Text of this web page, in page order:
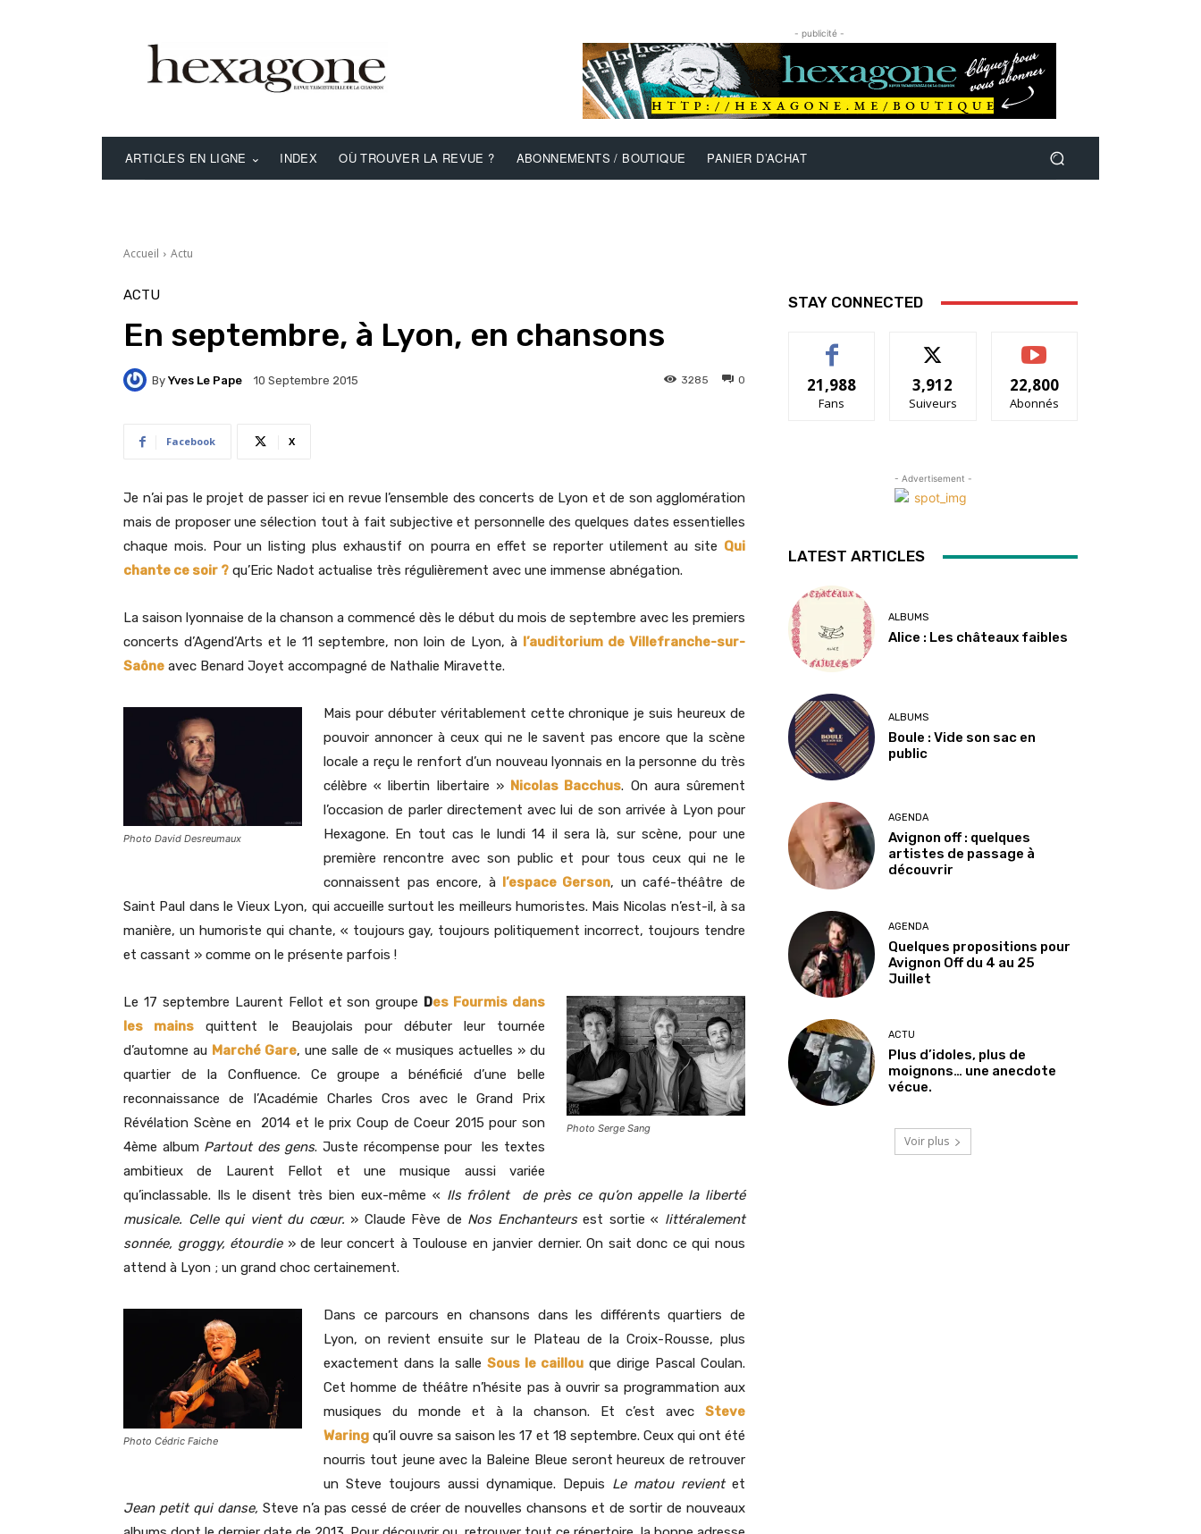
- publicité -
ARTICLES EN LIGNE INDEX OÙ TROUVER LA REVUE ? ABONNEMENTS / BOUTIQUE PANIER D’ACHAT
Accueil Actu
ACTU
En septembre, à Lyon, en chansons
By Yves Le Pape 10 Septembre 2015 0
3285
Facebook X
Je n’ai pas le projet de passer ici en revue l’ensemble des concerts de Lyon et de son agglomération
mais de proposer une sélection tout à fait subjective et personnelle des quelques dates essentielles
chaque mois. Pour un listing plus exhaustif on pourra en effet se reporter utilement au site Qui
chante ce soir ? qu’Eric Nadot actualise très régulièrement avec une immense abnégation.
La saison lyonnaise de la chanson a commencé dès le début du mois de septembre avec les premiers
concerts d’Agend’Arts et le 11 septembre, non loin de Lyon, à l’auditorium de Villefranche-sur-
Saône avec Benard Joyet accompagné de Nathalie Miravette.
Photo David Desreumaux
Mais pour débuter véritablement cette chronique je suis heureux de
pouvoir annoncer à ceux qui ne le savent pas encore que la scène
locale a reçu le renfort d’un nouveau lyonnais en la personne du très
célèbre « libertin libertaire » Nicolas Bacchus. On aura sûrement
l’occasion de parler directement avec lui de son arrivée à Lyon pour
Hexagone. En tout cas le lundi 14 il sera là, sur scène, pour une
première rencontre avec son public et pour tous ceux qui ne le
connaissent pas encore, àl’espace Gerson, un café-théâtre de
Saint Paul dans le Vieux Lyon, qui accueille surtout les meilleurs humoristes. Mais Nicolas n’est-il, à sa
manière, un humoriste qui chante, « toujours gay, toujours politiquement incorrect, toujours tendre
et cassant » comme on le présente parfois !
Photo Serge Sang
Le 17 septembre Laurent Fellot et son groupe Des Fourmis dans
les mains quittent le Beaujolais pour débuter leur tournée
d’automne au Marché Gare, une salle de « musiques actuelles » du
quartier de la Confluence. Ce groupe a bénéficié d’une belle
reconnaissance de l’Académie Charles Cros avec le Grand Prix
Révélation Scène en 2014 et le prix Coup de Coeur 2015 pour son
4ème album Partout des gens. Juste récompense pour les textes
ambitieux de Laurent Fellot et une musique aussi variée
qu’inclassable. Ils le disent très bien eux-même « Ils frôlent de près ce qu’on appelle la liberté
musicale. Celle qui vient du cœur. » Claude Fève de Nos Enchanteursest sortie « littéralement
sonnée, groggy, étourdie » de leur concert à Toulouse en janvier dernier. On sait donc ce qui nous
attend à Lyon ; un grand choc certainement.
Photo Cédric Faiche
Dans ce parcours en chansons dans les différents quartiers de
Lyon, on revient ensuite sur le Plateau de la Croix-Rousse, plus
exactement dans la salle Sous le caillou que dirige Pascal Coulan.
Cet homme de théâtre n’hésite pas à ouvrir sa programmation aux
musiques du monde et à la chanson. Et c’est avec Steve
Waring qu’il ouvre sa saison les 17 et 18 septembre. Ceux qui ont été
nourris tout jeune avec la Baleine Bleue seront heureux de retrouver
un Steve toujours aussi dynamique. Depuis Le matou revientet
Jean petit qui danse, Steve n’a pas cessé de créer de nouvelles chansons et de sortir de nouveaux
STAY CONNECTED
21,988
Fans
3,912
Suiveurs
22,800
Abonnés
- Advertisement -
LATEST ARTICLES
ALBUMS
Alice : Les châteaux faibles
ALBUMS
Boule : Vide son sac en
public
AGENDA
Avignon off : quelques
artistes de passage à
découvrir
AGENDA
Quelques propositions pour
Avignon Off du 4 au 25
Juillet
ACTU
Plus d’idoles, plus de
moignons… une anecdote
vécue.
Voir plus